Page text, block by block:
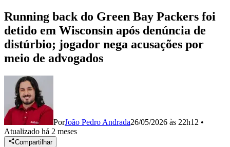
Running back do Green Bay Packers foi
detido em Wisconsin após denúncia de
distúrbio; jogador nega acusações por
meio de advogados
PorJoão Pedro Andrada26/05/2026 às 22h12 •
Atualizado há 2 meses
Compartilhar